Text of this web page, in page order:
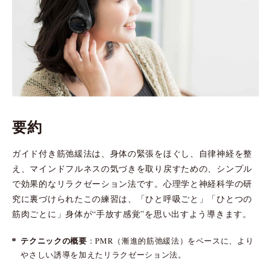
要約
ガイド付き筋弛緩法は、身体の緊張をほぐし、自律神経を整
え、マインドフルネスの気づきを取り戻すための、シンプル
で効果的なリラクゼーション法です。心理学と神経科学の研
究に裏づけられたこの練習は、「ひと呼吸ごと」「ひとつの
筋肉ごとに」身体が“手放す感覚”を思い出すよう導きます。
テクニックの概要 ：PMR（漸進的筋弛緩法）をベースに、より
やさしい誘導を加えたリラクゼーション法。